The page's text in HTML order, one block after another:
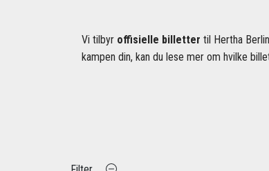
Vi tilbyr offisielle billetter til Hertha
kampen din, kan du lese mer om hvilke